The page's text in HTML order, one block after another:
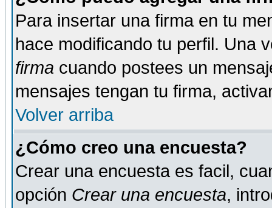
Para insertar una firma en tu
hace modificando tu perfil. Una
firma cuando postees un
mensajes tengan tu firma,
Volver arriba
¿Cómo creo una encuesta?
Crear una encuesta es facil,
opción Crear una encuesta,